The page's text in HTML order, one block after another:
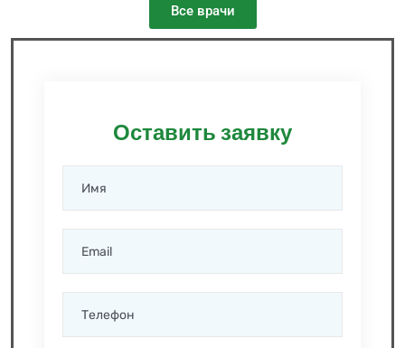
Все врачи
Оставить заявку